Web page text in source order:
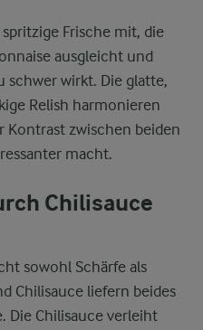
Frische mit, die
ausgleicht und
schwer wirkt. Die glatte,
Relish harmonieren
Kontrast zwischen beiden
macht.
Chilisauce
sowohl Schärfe als
Chilisauce liefern beides
Die Chilisauce verleiht